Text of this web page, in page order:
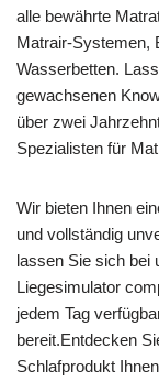
alle bewährte
Matrair-Systemen,
Wasserbetten.
gewachsenen
über zwei
Spezialisten für
Wir bieten Ihnen
und vollständig
lassen Sie sich bei
Liegesimulator
jedem Tag
bereit.Entdecken
Schlafprodukt